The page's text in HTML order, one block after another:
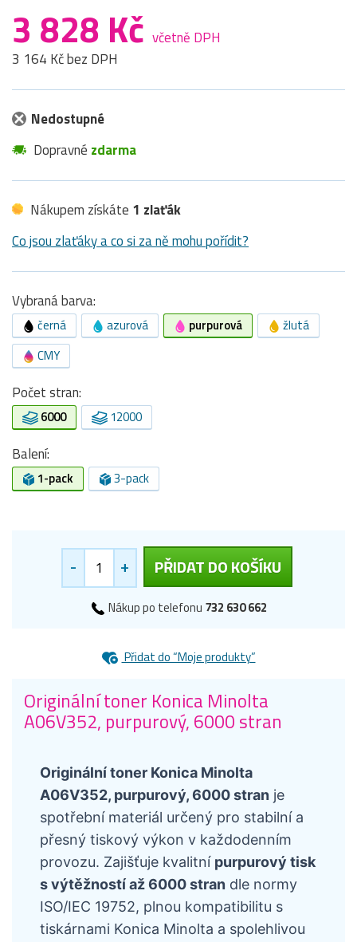
3 828 Kč včetně DPH
3 164 Kč bez DPH
Nedostupné
Dopravné zdarma
Nákupem získáte 1 zlaťák
Co jsou zlaťáky a co si za ně mohu pořídit?
Vybraná barva:
černá azurová purpurová
žlutá
CMY
Počet stran:
6000 12000
Balení:
1-pack 3-pack
- + PŘIDAT DO KOŠÍKU
Nákup po telefonu 732 630 662
Přidat do “Moje produkty”
Originální toner Konica Minolta
A06V352, purpurový, 6000 stran
Originální toner Konica Minolta
A06V352, purpurový, 6000 stran je
spotřební materiál určený pro stabilní a
přesný tiskový výkon v každodenním
provozu. Zajišťuje kvalitní purpurový tisk
s výtěžností až 6000 stran dle normy
ISO/IEC 19752, plnou kompatibilitu s
tiskárnami Konica Minolta a spolehlivou